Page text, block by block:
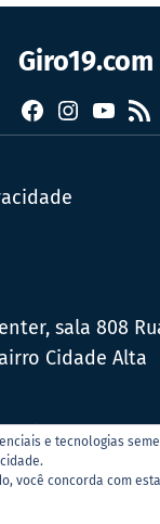
Giro19.com
FacebookInstagram
YouTube
RSS
sala 808
Cidade Alta
e tecnologias
você concorda com
RESERVADOS
SER PUBLICADO,